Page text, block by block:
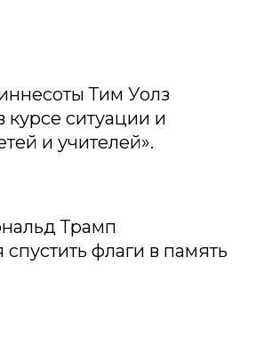
Тим Уолз
курсе ситуации и
и учителей».
Трамп
флаги в память